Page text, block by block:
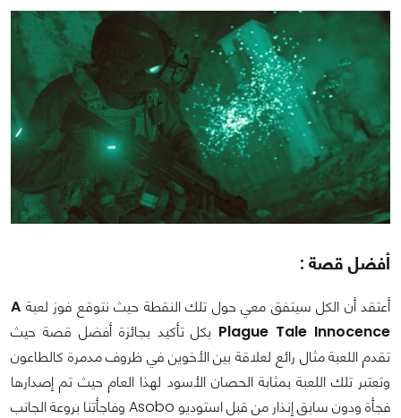
أفضل قصة :
أعتقد أن الكل سيتفق معي حول تلك النقطة حيث نتوقع فوز لعبة A
Plague Tale Innocence بكل تأكيد بجائزة أفضل قصة حيث
تقدم اللعبة مثال رائع لعلاقة بين الأخوين في ظروف مدمرة كالطاعون
وتعتبر تلك اللعبة بمثابة الحصان الأسود لهذا العام حيث تم إصدارها
فجأة ودون سابق إنذار من قبل استوديو Asobo وفاجأتنا بروعة الجانب